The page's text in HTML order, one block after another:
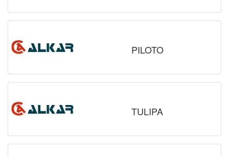
PILOTO
TULIPA